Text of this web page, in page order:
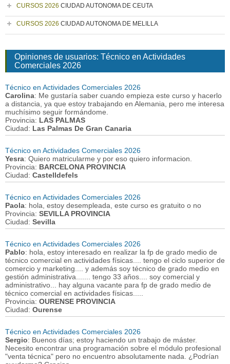
CURSOS 2026 CIUDAD AUTONOMA DE CEUTA
CURSOS 2026 CIUDAD AUTONOMA DE MELILLA
Opiniones de usuarios: Técnico en Actividades
Comerciales 2026
Técnico en Actividades Comerciales 2026
Carolina: Me gustaría saber cuando empieza este curso y hacerlo
a distancia, ya que estoy trabajando en Alemania, pero me interesa
muchísimo seguir formándome.
Provincia: LAS PALMAS
Ciudad: Las Palmas De Gran Canaria
Técnico en Actividades Comerciales 2026
Yesra: Quiero matricularme y por eso quiero informacion.
Provincia: BARCELONA PROVINCIA
Ciudad: Castelldefels
Técnico en Actividades Comerciales 2026
Paola: hola, estoy desempleada, este curso es gratuito o no
Provincia: SEVILLA PROVINCIA
Ciudad: Sevilla
Técnico en Actividades Comerciales 2026
Pablo: hola, estoy interesado en realizar la fp de grado medio de
técnico comercial en actividades físicas.... tengo el ciclo superior de
comercio y marketing.... y además soy técnico de grado medio en
gestión administrativa....... tengo 33 años.... soy comercial y
administrativo... hay alguna vacante para fp de grado medio de
técnico comercial en actividades físicas.....
Provincia: OURENSE PROVINCIA
Ciudad: Ourense
Técnico en Actividades Comerciales 2026
Sergio: Buenos días; estoy haciendo un trabajo de máster.
Necesito encontrar una programación sobre el módulo profesional
"venta técnica" pero no encuentro absolutamente nada. ¿Podrían